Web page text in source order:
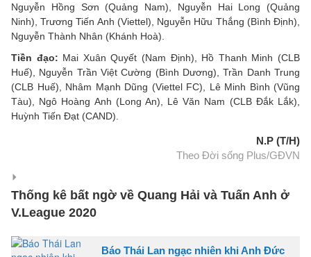
Nguyễn Hồng Sơn (Quảng Nam), Nguyễn Hai Long (Quảng
Ninh), Trương Tiến Anh (Viettel), Nguyễn Hữu Thắng (Bình Định),
Nguyễn Thành Nhân (Khánh Hoà).
Tiền đạo: Mai Xuân Quyết (Nam Định), Hồ Thanh Minh (CLB
Huế), Nguyễn Trần Việt Cường (Bình Dương), Trần Danh Trung
(CLB Huế), Nhâm Mạnh Dũng (Viettel FC), Lê Minh Bình (Vũng
Tàu), Ngô Hoàng Anh (Long An), Lê Văn Nam (CLB Đắk Lắk),
Huỳnh Tiến Đạt (CAND).
N.P (T/H)
Theo Đời sống Plus/GĐVN
Thống kê bất ngờ về Quang Hải và Tuấn Anh ở
V.League 2020
Báo Thái Lan ngạc nhiên khi Anh Đức